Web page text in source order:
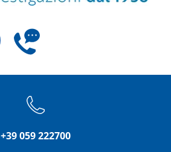
+39 059 222700